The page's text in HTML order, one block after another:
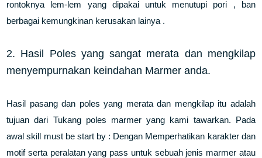
rontoknya lem-lem yang dipakai untuk menutupi pori , ban
berbagai kemungkinan kerusakan lainya .
2. Hasil Poles yang sangat merata dan mengkilap
menyempurnakan keindahan Marmer anda.
Hasil pasang dan poles yang merata dan mengkilap itu adalah
tujuan dari Tukang poles marmer yang kami tawarkan. Pada
awal skill must be start by : Dengan Memperhatikan karakter dan
motif serta peralatan yang pass untuk sebuah jenis marmer atau